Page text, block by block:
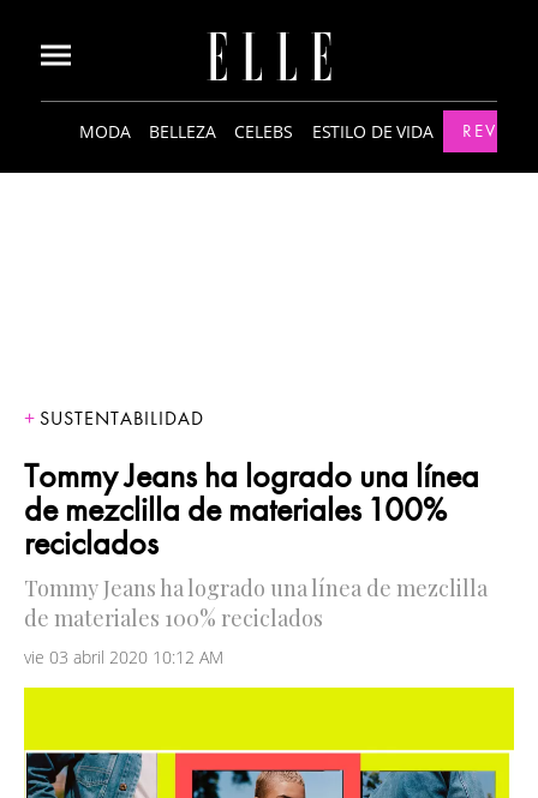
MODA BELLEZA CELEBS ESTILO DE VIDA
SUSTENTABILIDAD
Tommy Jeans ha logrado una línea
de mezclilla de materiales 100%
reciclados
Tommy Jeans ha logrado una línea de mezclilla
de materiales 100% reciclados
vie 03 abril 2020 10:12 AM